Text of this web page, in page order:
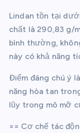
Lindan tồn tại
chất là 290,83 g/
bình thường,
này có khả năng
Điểm đáng chú ý
năng hòa tan
lũy trong mô mỡ
== Cơ chế tác